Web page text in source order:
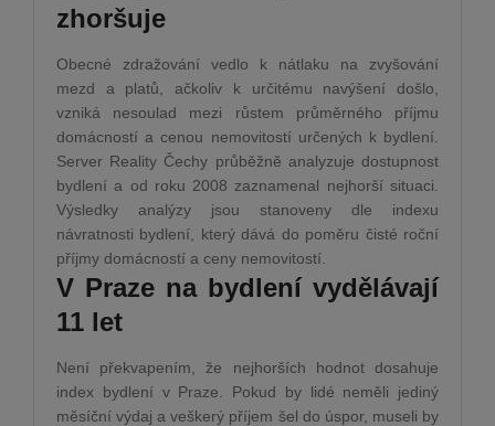
zhoršuje
Obecné zdražování vedlo k nátlaku na zvyšování
mezd a platů, ačkoliv k určitému navýšení došlo,
vzniká nesoulad mezi růstem průměrného příjmu
domácností a cenou nemovitostí určených k bydlení.
Server Reality Čechy průběžně analyzuje dostupnost
bydlení a od roku 2008 zaznamenal nejhorší situaci.
Výsledky analýzy jsou stanoveny dle indexu
návratnosti bydlení, který dává do poměru čisté roční
příjmy domácností a ceny nemovitostí.
V Praze na bydlení vydělávají
11 let
Není překvapením, že nejhorších hodnot dosahuje
index bydlení v Praze. Pokud by lidé neměli jediný
měsíční výdaj a veškerý příjem šel do úspor, museli by